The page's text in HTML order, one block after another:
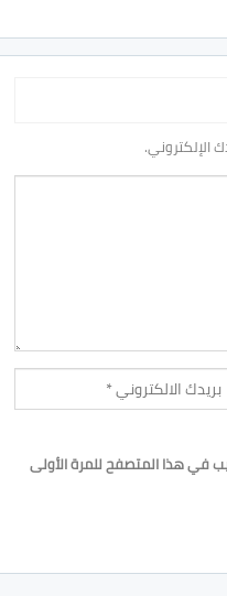
الإلكتروني.
في هذا المتصفح للمرة الأولى